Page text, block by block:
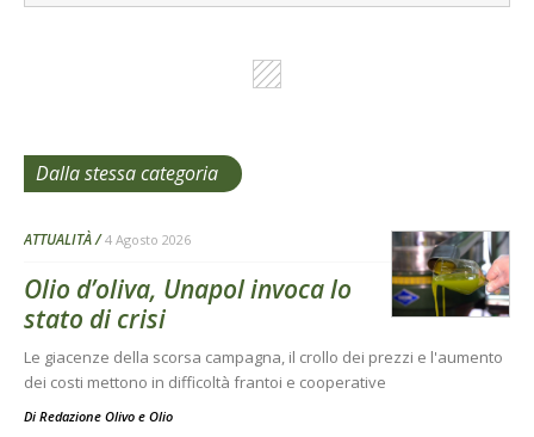
Dalla stessa categoria
ATTUALITÀ 4 Agosto 2026
Olio d’oliva, Unapol invoca lo
stato di crisi
Le giacenze della scorsa campagna, il crollo dei prezzi e l'aumento
dei costi mettono in difficoltà frantoi e cooperative
Di Redazione Olivo e Olio